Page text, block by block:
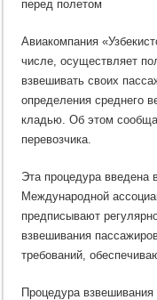
Авиакомпания
числе, осуществляет
взвешивать своих
определения среднего
кладью. Об этом
перевозчика.
Эта процедура введена
Международной
предписывают
взвешивания
требований,
Процедура